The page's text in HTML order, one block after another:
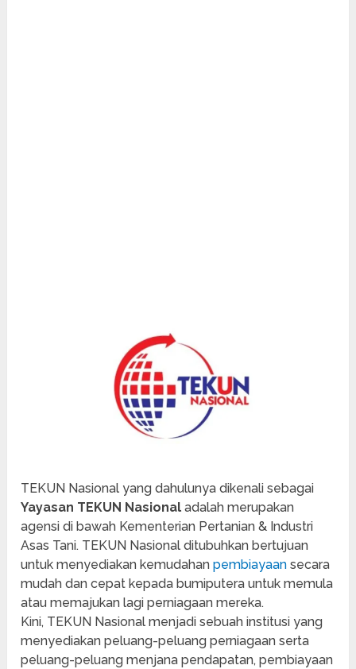
TEKUN Nasional yang dahulunya dikenali sebagai
Yayasan TEKUN Nasional adalah merupakan
agensi di bawah Kementerian Pertanian & Industri
Asas Tani. TEKUN Nasional ditubuhkan bertujuan
untuk menyediakan kemudahanpembiayaan secara
mudah dan cepat kepada bumiputera untuk memula
atau memajukan lagi perniagaan mereka.
Kini, TEKUN Nasional menjadi sebuah institusi yang
menyediakan peluang-peluang perniagaan serta
peluang-peluang menjana pendapatan, pembiayaan